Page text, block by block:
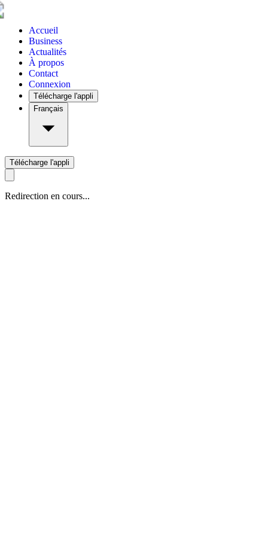
Accueil
Business
Actualités
À propos
Contact
Connexion
Télécharge l'appli
Français
Télécharge l'appli
Redirection en cours...